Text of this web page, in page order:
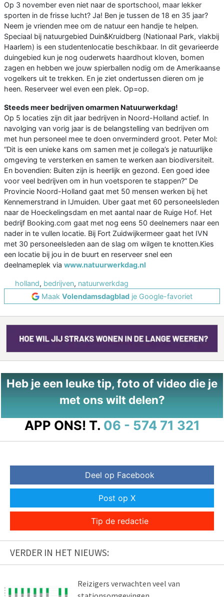
Op 3 november even niet naar de sportschool, maar lekker
sporten in de frisse lucht? Ja! Ben je tussen de 18 en 35 jaar?
Neem je vrienden mee om de natuur een handje te helpen.
Speciaal bij natuurgebied Duin&Kruidberg (Nationaal Park, vlakbij
Haarlem) is een studentenlocatie beschikbaar. In dit gevarieerde
duingebied kun je nog ouderwets haardhout kloven, bomen
zagen en hebben we jouw spierballen nodig om de Amerikaanse
vogelkers uit te trekken. En je ziet ondertussen dieren om je
heen. Reserveer wel even een plek. Op=op.
Steeds meer bedrijven omarmen Natuurwerkdag!
Op 5 locaties zijn dit jaar bedrijven in Noord-Holland actief. In
navolging van vorig jaar is de belangstelling van bedrijven om
met hun personeel mee te doen onverminderd groot. Peter Mol:
“Dit is een unieke kans om samen met je collega’s je natuurlijke
omgeving te versterken en samen te werken aan biodiversiteit.
En bovendien: Buiten zijn is heerlijk en gezond. Een goed idee
voor veel bedrijven om in hun voetsporen te stappen?” De
Provincie Noord-Holland gaat met 50 mensen werken bij het
Kennemerstrand in IJmuiden. Uber gaat met 60 personeelsleden
naar de Hoeckelingsdam en met aantal naar de Ruige Hof. Het
bedrijf Booking.com gaat met nog eens 50 deelnemers naar een
nader in te vullen locatie. Bij Fort Zuidwijkermeer gaat het IVN
met 30 personeelsleden aan de slag om wilgen te knotten.Kies
een locatie bij jou in de buurt en reserveer snel een
deelnameplek via www.natuurwerkdag.nl
holland, bedrijven, natuurwerkdag
Maak Volendamsdagblad je Google-favoriet
Heb je een leuke tip, foto of video die je
met ons wilt delen?
APP ONS! T. 06 - 574 71 321
Deel op Facebook
Post op X
Tip de redactie
VERDER IN HET NIEUWS:
Reizigers verwachten veel van